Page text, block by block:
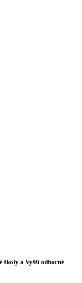
a Vyšší odborné